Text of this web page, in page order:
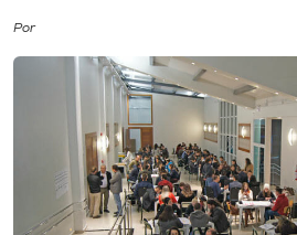
Cultura
Biblioteca
Editora
Por